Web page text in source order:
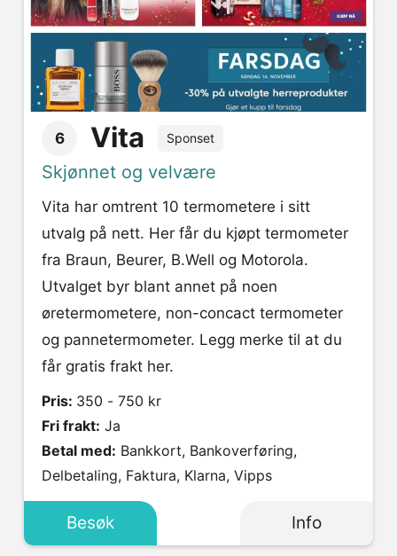
6 Vita Sponset
Skjønnet og velvære
Vita har omtrent 10 termometere i sitt
utvalg på nett. Her får du kjøpt termometer
fra Braun, Beurer, B.Well og Motorola.
Utvalget byr blant annet på noen
øretermometere, non-concact termometer
og pannetermometer. Legg merke til at du
får gratis frakt her.
Pris: 350 - 750 kr
Fri frakt: Ja
Betal med:
Delbetaling, Faktura, Klarna, Vipps
Besøk Info